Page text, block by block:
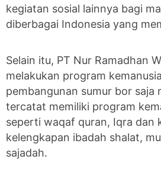
kegiatan sosial lainnya bagi
diberbagai Indonesia yang
Selain itu, PT Nur Ramadhan
melakukan program
pembangunan sumur bor saja
tercatat memiliki program
seperti waqaf quran, Iqra dan
kelengkapan ibadah shalat,
sajadah.